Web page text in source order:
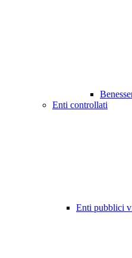
Enti controllati
Enti pubblici